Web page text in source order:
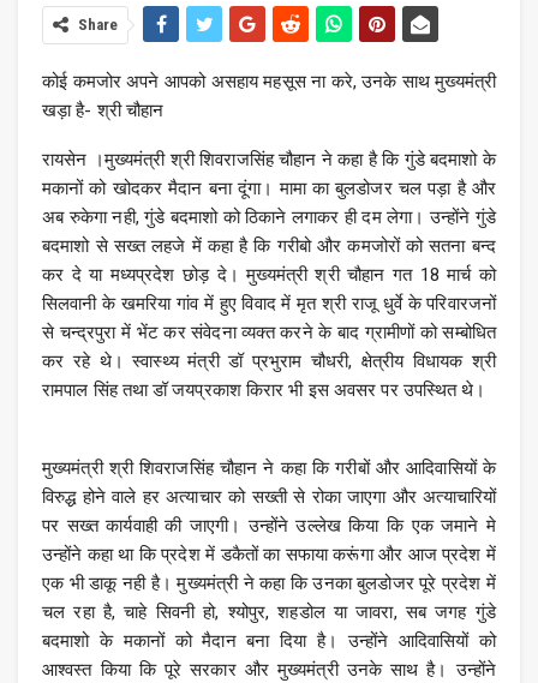
Share
कोई कमजोर अपने आपको असहाय महसूस ना करे, उनके साथ मुख्यमंत्री
खड़ा है- श्री चौहान
रायसेन ।मुख्यमंत्री श्री शिवराजसिंह चौहान ने कहा है कि गुंडे बदमाशो के
मकानों को खोदकर मैदान बना दूंगा। मामा का बुलडोजर चल पड़ा है और
अब रुकेगा नही, गुंडे बदमाशो को ठिकाने लगाकर ही दम लेगा। उन्होंने गुंडे
बदमाशो से सख्त लहजे में कहा है कि गरीबो और कमजोरों को सतना बन्द
कर दे या मध्यप्रदेश छोड़ दे। मुख्यमंत्री श्री चौहान गत 18 मार्च को
सिलवानी के खमरिया गांव में हुए विवाद में मृत श्री राजू धुर्वे के परिवारजनों
से चन्द्रपुरा में भेंट कर संवेदना व्यक्त करने के बाद ग्रामीणों को सम्बोधित
कर रहे थे। स्वास्थ्य मंत्री डॉ प्रभुराम चौधरी, क्षेत्रीय विधायक श्री
रामपाल सिंह तथा डॉ जयप्रकाश किरार भी इस अवसर पर उपस्थित थे।
मुख्यमंत्री श्री शिवराजसिंह चौहान ने कहा कि गरीबों और आदिवासियों के
विरुद्ध होने वाले हर अत्याचार को सख्ती से रोका जाएगा और अत्याचारियों
पर सख्त कार्यवाही की जाएगी। उन्होंने उल्लेख किया कि एक जमाने मे
उन्होंने कहा था कि प्रदेश में डकैतों का सफाया करूंगा और आज प्रदेश में
एक भी डाकू नही है। मुख्यमंत्री ने कहा कि उनका बुलडोजर पूरे प्रदेश में
चल रहा है, चाहे सिवनी हो, श्योपुर, शहडोल या जावरा, सब जगह गुंडे
बदमाशो के मकानों को मैदान बना दिया है। उन्होंने आदिवासियों को
आश्वस्त किया कि पूरे सरकार और मुख्यमंत्री उनके साथ है। उन्होंने